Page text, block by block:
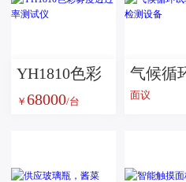
YH1810色彩
雾度透过率
￥ 68000/台
气候循
验机--
面议